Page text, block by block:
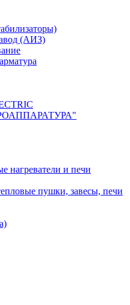
(АИЗ)
нагреватели и печи
пушки, завесы, печи